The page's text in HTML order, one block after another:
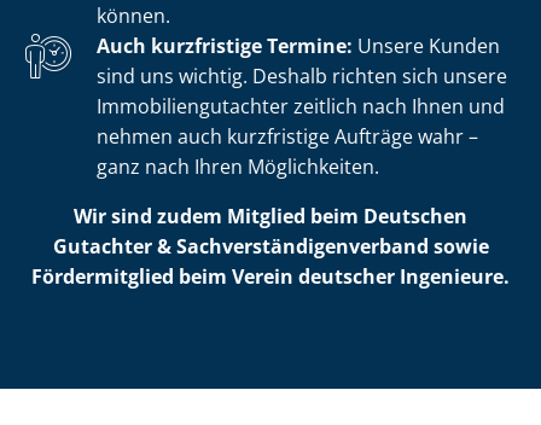
können.
Auch kurzfristige Termine: Unsere Kunden
sind uns wichtig. Deshalb richten sich unsere
Im­mo­bi­li­en­gut­ach­ter zeitlich nach Ihnen und
nehmen auch kurzfristige Aufträge wahr –
ganz nach Ihren Möglichkeiten.
Wir sind zudem Mitglied beim Deutschen
Gutachter & Sach­ver­stän­di­gen­ver­band sowie
Fördermitglied beim Verein deutscher Ingenieure.